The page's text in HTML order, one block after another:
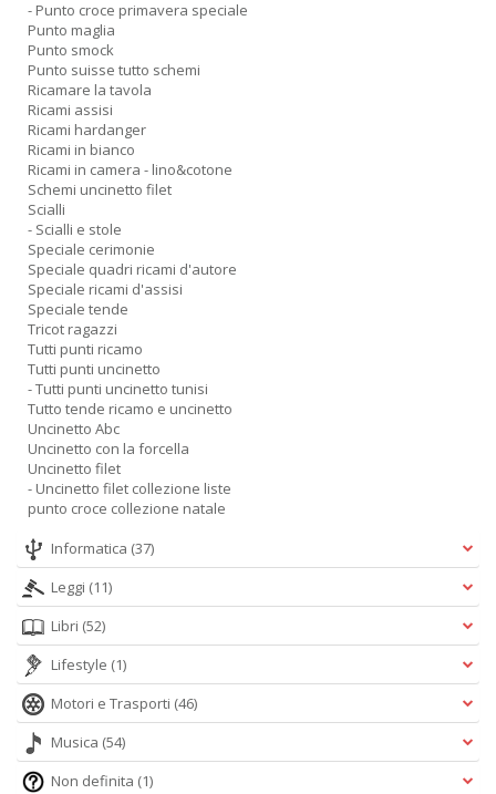
- Punto croce primavera speciale
Punto maglia
Punto smock
Punto suisse tutto schemi
Ricamare la tavola
Ricami assisi
Ricami hardanger
Ricami in bianco
Ricami in camera - lino&cotone
Schemi uncinetto filet
Scialli
- Scialli e stole
Speciale cerimonie
Speciale quadri ricami d'autore
Speciale ricami d'assisi
Speciale tende
Tricot ragazzi
Tutti punti ricamo
Tutti punti uncinetto
- Tutti punti uncinetto tunisi
Tutto tende ricamo e uncinetto
Uncinetto Abc
Uncinetto con la forcella
Uncinetto filet
- Uncinetto filet collezione liste
punto croce collezione natale
Informatica (37)
Leggi (11)
Libri (52)
Lifestyle (1)
Motori e Trasporti (46)
Musica (54)
Non definita (1)